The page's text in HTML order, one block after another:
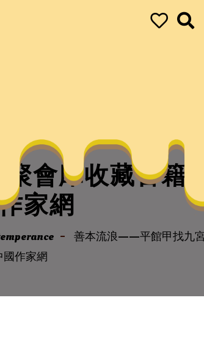
會庫收藏古籍
家網
善本流浪——平館甲找九
國作家網